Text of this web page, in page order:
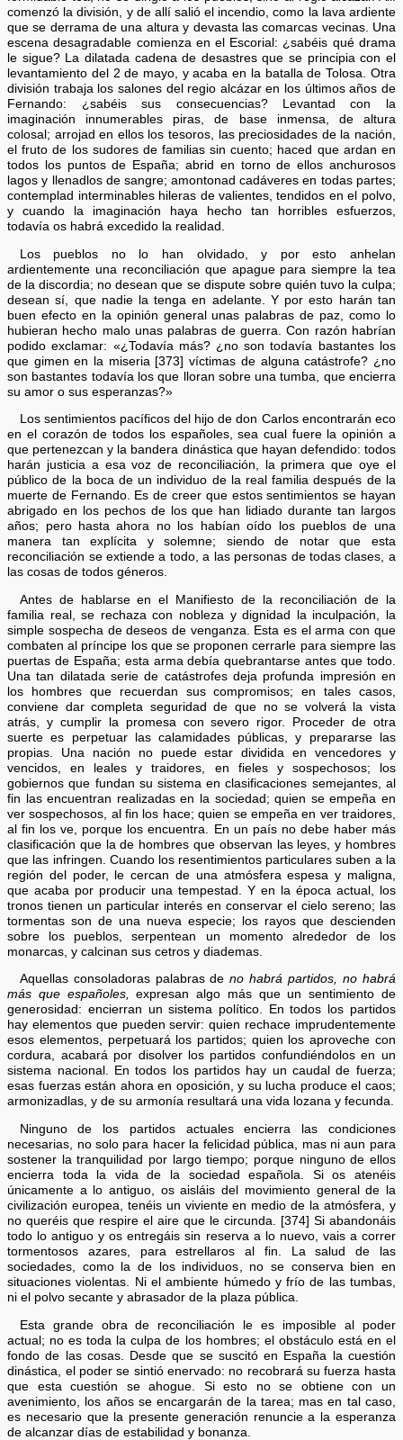
comenzó la división, y de allí salió el incendio, como la lava ardiente
que se derrama de una altura y devasta las comarcas vecinas. Una
escena desagradable comienza en el Escorial: ¿sabéis qué drama
le sigue? La dilatada cadena de desastres que se principia con el
levantamiento del 2 de mayo, y acaba en la batalla de Tolosa. Otra
división trabaja los salones del regio alcázar en los últimos años de
Fernando: ¿sabéis sus consecuencias? Levantad con la
imaginación innumerables piras, de base inmensa, de altura
colosal; arrojad en ellos los tesoros, las preciosidades de la nación,
el fruto de los sudores de familias sin cuento; haced que ardan en
todos los puntos de España; abrid en torno de ellos anchurosos
lagos y llenadlos de sangre; amontonad cadáveres en todas partes;
contemplad interminables hileras de valientes, tendidos en el polvo,
y cuando la imaginación haya hecho tan horribles esfuerzos,
todavía os habrá excedido la realidad.
Los pueblos no lo han olvidado, y por esto anhelan
ardientemente una reconciliación que apague para siempre la tea
de la discordia; no desean que se dispute sobre quién tuvo la culpa;
desean sí, que nadie la tenga en adelante. Y por esto harán tan
buen efecto en la opinión general unas palabras de paz, como lo
hubieran hecho malo unas palabras de guerra. Con razón habrían
podido exclamar: «¿Todavía más? ¿no son todavía bastantes los
que gimen en la miseria [373] víctimas de alguna catástrofe? ¿no
son bastantes todavía los que lloran sobre una tumba, que encierra
su amor o sus esperanzas?»
Los sentimientos pacíficos del hijo de don Carlos encontrarán eco
en el corazón de todos los españoles, sea cual fuere la opinión a
que pertenezcan y la bandera dinástica que hayan defendido: todos
harán justicia a esa voz de reconciliación, la primera que oye el
público de la boca de un individuo de la real familia después de la
muerte de Fernando. Es de creer que estos sentimientos se hayan
abrigado en los pechos de los que han lidiado durante tan largos
años; pero hasta ahora no los habían oído los pueblos de una
manera tan explícita y solemne; siendo de notar que esta
reconciliación se extiende a todo, a las personas de todas clases, a
las cosas de todos géneros.
Antes de hablarse en el Manifiesto de la reconciliación de la
familia real, se rechaza con nobleza y dignidad la inculpación, la
simple sospecha de deseos de venganza. Esta es el arma con que
combaten al príncipe los que se proponen cerrarle para siempre las
puertas de España; esta arma debía quebrantarse antes que todo.
Una tan dilatada serie de catástrofes deja profunda impresión en
los hombres que recuerdan sus compromisos; en tales casos,
conviene dar completa seguridad de que no se volverá la vista
atrás, y cumplir la promesa con severo rigor. Proceder de otra
suerte es perpetuar las calamidades públicas, y prepararse las
propias. Una nación no puede estar dividida en vencedores y
vencidos, en leales y traidores, en fieles y sospechosos; los
gobiernos que fundan su sistema en clasificaciones semejantes, al
fin las encuentran realizadas en la sociedad; quien se empeña en
ver sospechosos, al fin los hace; quien se empeña en ver traidores,
al fin los ve, porque los encuentra. En un país no debe haber más
clasificación que la de hombres que observan las leyes, y hombres
que las infringen. Cuando los resentimientos particulares suben a la
región del poder, le cercan de una atmósfera espesa y maligna,
que acaba por producir una tempestad. Y en la época actual, los
tronos tienen un particular interés en conservar el cielo sereno; las
tormentas son de una nueva especie; los rayos que descienden
sobre los pueblos, serpentean un momento alrededor de los
monarcas, y calcinan sus cetros y diademas.
Aquellas consoladoras palabras deno habrá partidos, no habrá
más que españoles, expresan algo más que un sentimiento de
generosidad: encierran un sistema político. En todos los partidos
hay elementos que pueden servir: quien rechace imprudentemente
esos elementos, perpetuará los partidos; quien los aproveche con
cordura, acabará por disolver los partidos confundiéndolos en un
sistema nacional. En todos los partidos hay un caudal de fuerza;
esas fuerzas están ahora en oposición, y su lucha produce el caos;
armonizadlas, y de su armonía resultará una vida lozana y fecunda.
Ninguno de los partidos actuales encierra las condiciones
necesarias, no solo para hacer la felicidad pública, mas ni aun para
sostener la tranquilidad por largo tiempo; porque ninguno de ellos
encierra toda la vida de la sociedad española. Si os atenéis
únicamente a lo antiguo, os aisláis del movimiento general de la
civilización europea, tenéis un viviente en medio de la atmósfera, y
no queréis que respire el aire que le circunda. [374] Si abandonáis
todo lo antiguo y os entregáis sin reserva a lo nuevo, vais a correr
tormentosos azares, para estrellaros al fin. La salud de las
sociedades, como la de los individuos, no se conserva bien en
situaciones violentas. Ni el ambiente húmedo y frío de las tumbas,
ni el polvo secante y abrasador de la plaza pública.
Esta grande obra de reconciliación le es imposible al poder
actual; no es toda la culpa de los hombres; el obstáculo está en el
fondo de las cosas. Desde que se suscitó en España la cuestión
dinástica, el poder se sintió enervado: no recobrará su fuerza hasta
que esta cuestión se ahogue. Si esto no se obtiene con un
avenimiento, los años se encargarán de la tarea; mas en tal caso,
es necesario que la presente generación renuncie a la esperanza
de alcanzar días de estabilidad y bonanza.